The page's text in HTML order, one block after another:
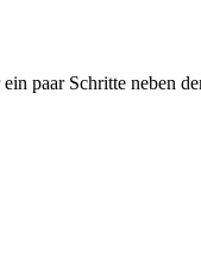
paar Schritte neben